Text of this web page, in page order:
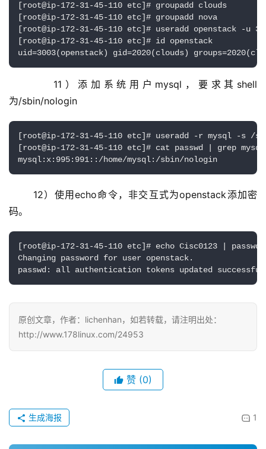
[root@ip-172-31-45-110 etc]# groupadd clouds
[root@ip-172-31-45-110 etc]# groupadd nova
[root@ip-172-31-45-110 etc]# useradd openstack -u
[root@ip-172-31-45-110 etc]# id openstack
uid=3003(openstack) gid=2020(clouds)
11）添加系统用户mysql，要求其shell
为/sbin/nologin
[root@ip-172-31-45-110 etc]# useradd -r mysql -s /
[root@ip-172-31-45-110 etc]# cat passwd | grep mysql
mysql:x:995:991::/home/mysql:/sbin/nologin
12）使用echo命令，非交互式为openstack添加密
码。
[root@ip-172-31-45-110 etc]# echo Cisc0123 |
Changing password for user openstack.
passwd: all authentication tokens updated
原创文章，作者：lichenhan，如若转载，请注明出处：
http://www.178linux.com/24953
赞 (0)
1
生成海报